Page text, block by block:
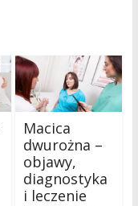
Macica
dwurożna –
objawy,
diagnostyka
i leczenie